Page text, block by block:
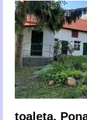
toaletą.